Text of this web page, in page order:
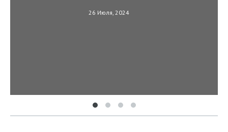
26 Июля, 2024